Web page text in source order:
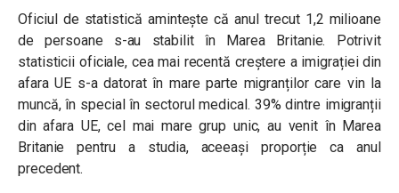
Oficiul de statistică amintește că anul trecut 1,2 milioane
de persoane s-au stabilit în Marea Britanie. Potrivit
statisticii oficiale, cea mai recentă creștere a imigrației din
afara UE s-a datorat în mare parte migranților care vin la
muncă, în special în sectorul medical. 39% dintre imigranții
din afara UE, cel mai mare grup unic, au venit în Marea
Britanie pentru a studia, aceeași proporție ca anul
precedent.